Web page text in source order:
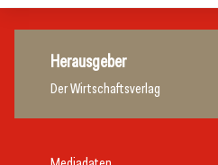
Herausgeber
Der Wirtschaftsverlag